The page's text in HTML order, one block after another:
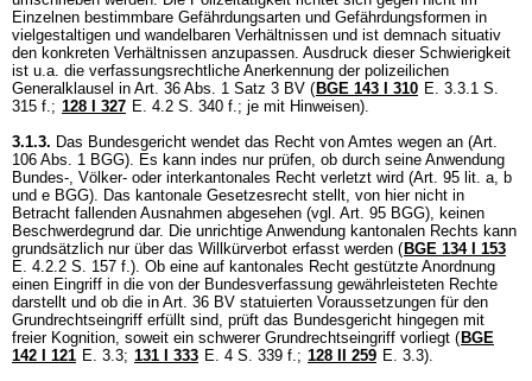
Einzelnen bestimmbare Gefährdungsarten und Gefährdungsformen in
vielgestaltigen und wandelbaren Verhältnissen und ist demnach situativ
den konkreten Verhältnissen anzupassen. Ausdruck dieser Schwierigkeit
ist u.a. die verfassungsrechtliche Anerkennung der polizeilichen
Generalklausel in Art. 36 Abs. 1 Satz 3 BV ( BGE 143 I 310 E. 3.3.1 S.
315 f.; 128 I 327 E. 4.2 S. 340 f.; je mit Hinweisen).
3.1.3. Das Bundesgericht wendet das Recht von Amtes wegen an (Art.
106 Abs. 1 BGG). Es kann indes nur prüfen, ob durch seine Anwendung
Bundes-, Völker- oder interkantonales Recht verletzt wird (Art. 95 lit. a, b
und e BGG). Das kantonale Gesetzesrecht stellt, von hier nicht in
Betracht fallenden Ausnahmen abgesehen (vgl. Art. 95 BGG), keinen
Beschwerdegrund dar. Die unrichtige Anwendung kantonalen Rechts kann
grundsätzlich nur über das Willkürverbot erfasst werden ( BGE 134 I 153
E. 4.2.2 S. 157 f.). Ob eine auf kantonales Recht gestützte Anordnung
einen Eingriff in die von der Bundesverfassung gewährleisteten Rechte
darstellt und ob die in Art. 36 BV statuierten Voraussetzungen für den
Grundrechtseingriff erfüllt sind, prüft das Bundesgericht hingegen mit
freier Kognition, soweit ein schwerer Grundrechtseingriff vorliegt ( BGE
142 I 121 E. 3.3; 131 I 333 E. 4 S. 339 f.; 128 II 259 E. 3.3).